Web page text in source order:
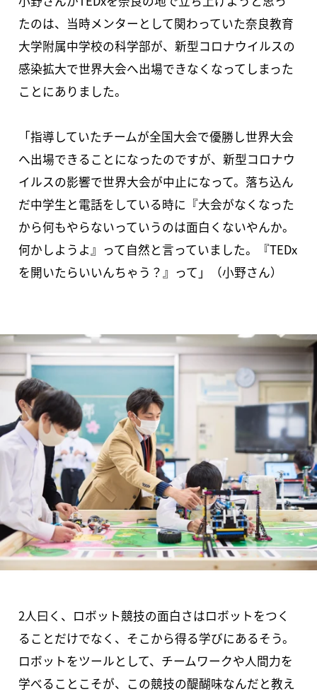
たのは、当時メンターとして関わっていた奈良教育
大学附属中学校の科学部が、新型コロナウイルスの
感染拡大で世界大会へ出場できなくなってしまった
ことにありました。
「指導していたチームが全国大会で優勝し世界大会
へ出場できることになったのですが、新型コロナウ
イルスの影響で世界大会が中止になって。落ち込ん
だ中学生と電話をしている時に『大会がなくなった
から何もやらないっていうのは面白くないやんか。
何かしようよ』って自然と言っていました。『TEDx
を開いたらいいんちゃう？』って」（小野さん）
2人曰く、ロボット競技の面白さはロボットをつく
ることだけでなく、そこから得る学びにあるそう。
ロボットをツールとして、チームワークや人間力を
学べることこそが、この競技の醍醐味なんだと教え